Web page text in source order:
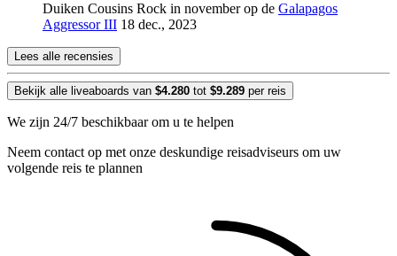
Duiken Cousins Rock in november op de Galapagos
Aggressor III 18 dec., 2023
Lees alle recensies
Bekijk alle liveaboards van $4.280 tot $9.289 per reis
We zijn 24/7 beschikbaar om u te helpen
Neem contact op met onze deskundige reisadviseurs om uw
volgende reis te plannen